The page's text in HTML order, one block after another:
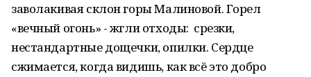
заволакивая склон горы Малиновой. Горел
«вечный огонь» - жгли отходы: срезки,
нестандартные дощечки, опилки. Сердце
сжимается, когда видишь, как всё это добро